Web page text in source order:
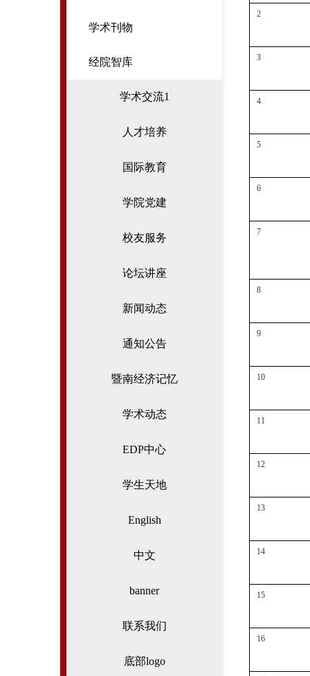
学术刊物
经院智库
学术交流1
人才培养
国际教育
学院党建
校友服务
论坛讲座
新闻动态
通知公告
暨南经济记忆
学术动态
EDP中心
学生天地
English
中文
banner
联系我们
底部logo
2
3
4
5
6
7
8
9
10
11
12
13
14
15
16